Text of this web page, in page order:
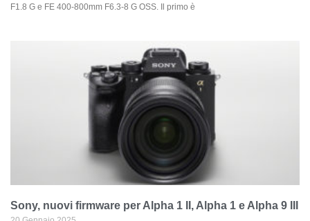
F1.8 G e FE 400-800mm F6.3-8 G OSS. Il primo è
Sony, nuovi firmware per Alpha 1 II, Alpha 1 e Alpha 9 III